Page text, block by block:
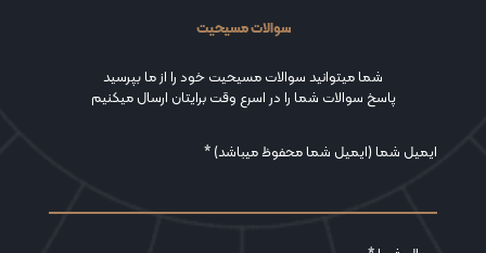
سوالات مسیحیت
شما میتوانید سوالات مسیحیت خود را از ما بپرسید
پاسخ سوالات شما را در اسرع وقت برایتان ارسال میکنیم
ایمیل شما (ایمیل شما محفوظ میباشد) *